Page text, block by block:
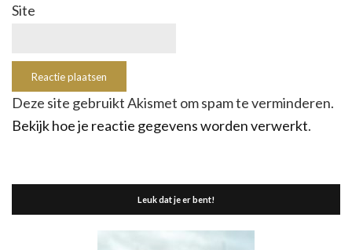
Site
Deze site gebruikt Akismet om spam te verminderen.
Bekijk hoe je reactie gegevens worden verwerkt.
Leuk dat je er bent!